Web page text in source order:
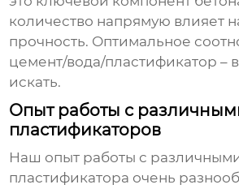
количество напрямую влияет
прочность. Оптимальное
цемент/вода/пластификатор –
искать.
Опыт работы с
пластификаторов
Наш опыт работы с
пластификатора очень